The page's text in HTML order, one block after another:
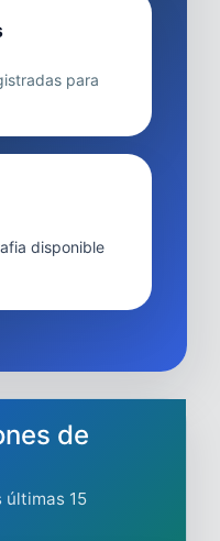
para
disponible
de
últimas 15